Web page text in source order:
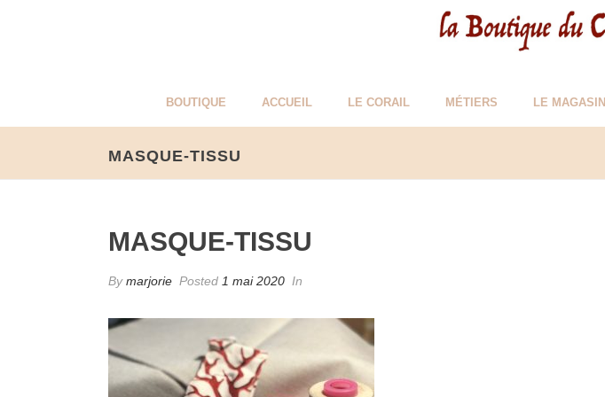
BOUTIQUE ACCUEIL LE CORAIL MÉTIERS LE MAGASIN
MASQUE-TISSU
MASQUE-TISSU
Bymarjorie Posted 1 mai 2020 In